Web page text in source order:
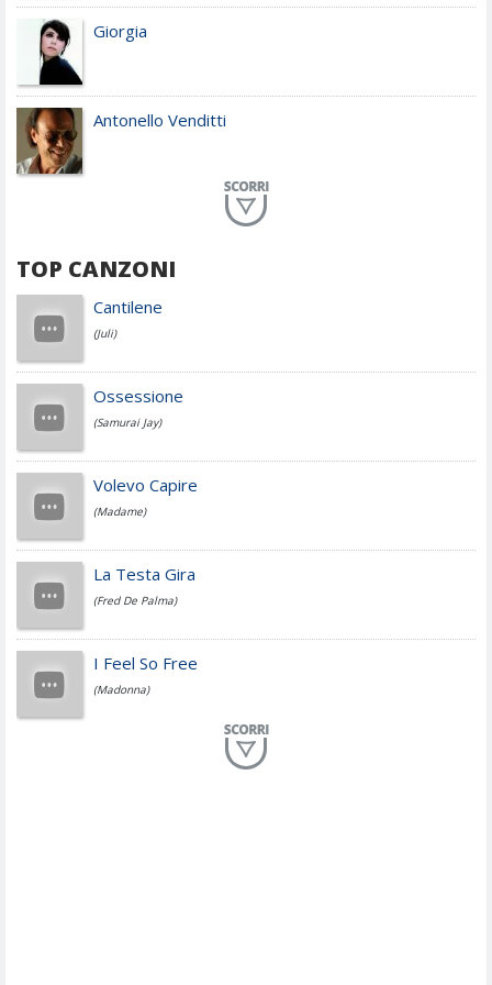
Giorgia
Antonello Venditti
Achille Lauro
Cesare Cremonini
Jovanotti
Fedez
Simone Cristicchi
TOP CANZONI
Cantilene
(Juli)
Ossessione
(Samurai Jay)
Volevo Capire
(Madame)
La Testa Gira
(Fred De Palma)
I Feel So Free
(Madonna)